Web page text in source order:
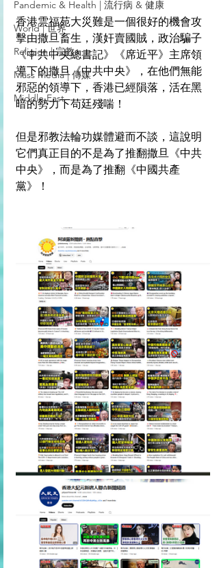
Pandemic & Health | 流行病 & 健康
World | 世界
Religion | 宗教
Mass Media | 傳媒
Middle East
香港雲福苑大災難是一個很好的機會攻
擊由撒旦畜生，漢奸賣國賊，政治騙子
《中共中央總書記》《席近平》主席領
導下的撒旦《中共中央》，在他們無能
邪惡的領導下，香港已經隕落，活在黑
暗的勢力下苟廷殘喘！
但是邪教法輪功媒體避而不談，這說明
它們真正目的不是為了推翻撒旦《中共
中央》，而是為了推翻《中國共產
黨》！